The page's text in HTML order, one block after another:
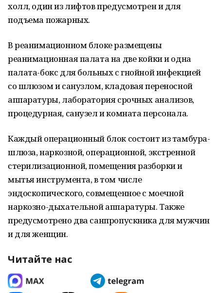
холл, один из лифтов предусмотрен и для
подъема пожарных.
В реанимационном блоке размещены
реанимационная палата на две койки и одна
палата-бокс для больных с гнойной инфекцией
со шлюзом и санузлом, кладовая переносной
аппаратуры, лаборатория срочных анализов,
процедурная, санузел и комната персонала.
Каждый операционный блок состоит из тамбура-
шлюза, наркозной, операционной, экстренной
стерилизационной, помещения разборки и
мытья инструмента, в том числе
эндоскопического, совмещенное с моечной
наркозно-дыхательной аппаратуры. Также
предусмотрено два санпропускника для мужчин
и для женщин.
Читайте нас